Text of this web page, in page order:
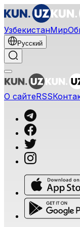
УзбекистанМир
Русский
О сайтеRSS